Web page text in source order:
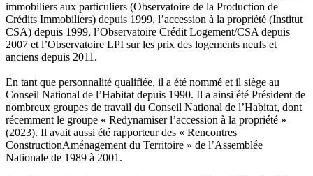
immobiliers aux particuliers (Observatoire de la Production de
Crédits Immobiliers) depuis 1999, l’accession à la propriété (Institut
CSA) depuis 1999, l’Observatoire Crédit Logement/CSA depuis
2007 et l’Observatoire LPI sur les prix des logements neufs et
anciens depuis 2011.
En tant que personnalité qualifiée, il a été nommé et il siège au
Conseil National de l’Habitat depuis 1990. Il a ainsi été Président de
nombreux groupes de travail du Conseil National de l’Habitat, dont
récemment le groupe « Redynamiser l’accession à la propriété »
(2023). Il avait aussi été rapporteur des « Rencontres
ConstructionAménagement du Territoire » de l’Assemblée
Nationale de 1989 à 2001.